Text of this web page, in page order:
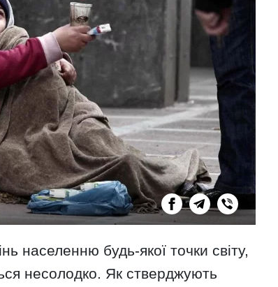
населенню будь-якої точки світу,
несолодко. Як стверджують